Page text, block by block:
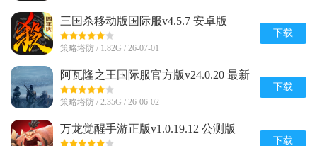
三国杀移动版国际服v4.5.7 安卓版
策略塔防 / 1.82G / 26-07-01
下载
阿瓦隆之王国际服官方版v24.0.20 最新
直装版
策略塔防 / 2.35G / 26-06-02
下载
万龙觉醒手游正版v1.0.19.12 公测版
下载